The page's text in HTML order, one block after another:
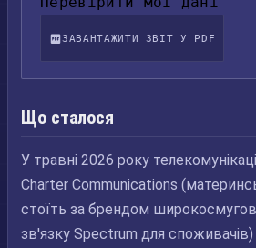
ЗАВАНТАЖИТИ ЗВІТ У PDF
Що сталося
У травні 2026 року
Charter Communications
стоїть за брендом
зв'язку Spectrum для споживачів)